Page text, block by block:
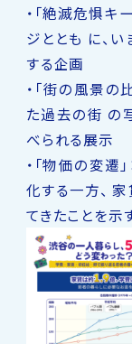
・「絶滅危惧キ
ジととも に、
する企画
・「街の風景の
た過去の街 の
べられる展示
・「物価の変遷
化する一方、
てきたことを示